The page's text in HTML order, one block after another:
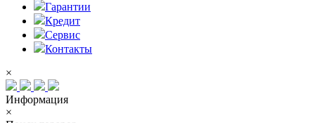
Гарантии
Кредит
Сервис
Контакты
×
Информация
×